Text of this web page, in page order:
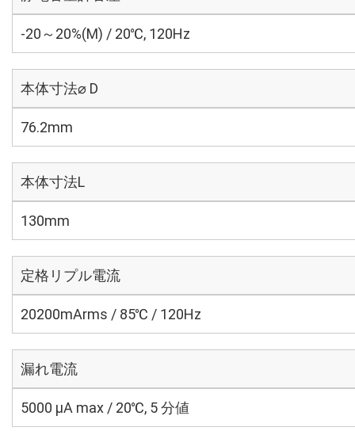
-20～20%(M) / 20℃, 120Hz
本体寸法⌀ D
76.2mm
本体寸法L
130mm
定格リプル電流
20200mArms / 85℃ / 120Hz
漏れ電流
5000 μA max / 20℃, 5 分値